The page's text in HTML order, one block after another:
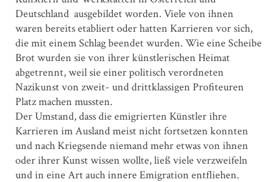
Deutschland ausgebildet worden. Viele von ihnen
waren bereits etabliert oder hatten Karrieren vor sich,
die mit einem Schlag beendet wurden. Wie eine Scheibe
Brot wurden sie von ihrer künstlerischen Heimat
abgetrennt, weil sie einer politisch verordneten
Nazikunst von zweit- und drittklassigen Profiteuren
Platz machen mussten.
Der Umstand, dass die emigrierten Künstler ihre
Karrieren im Ausland meist nicht fortsetzen konnten
und nach Kriegsende niemand mehr etwas von ihnen
oder ihrer Kunst wissen wollte, ließ viele verzweifeln
und in eine Art auch innere Emigration entfliehen.